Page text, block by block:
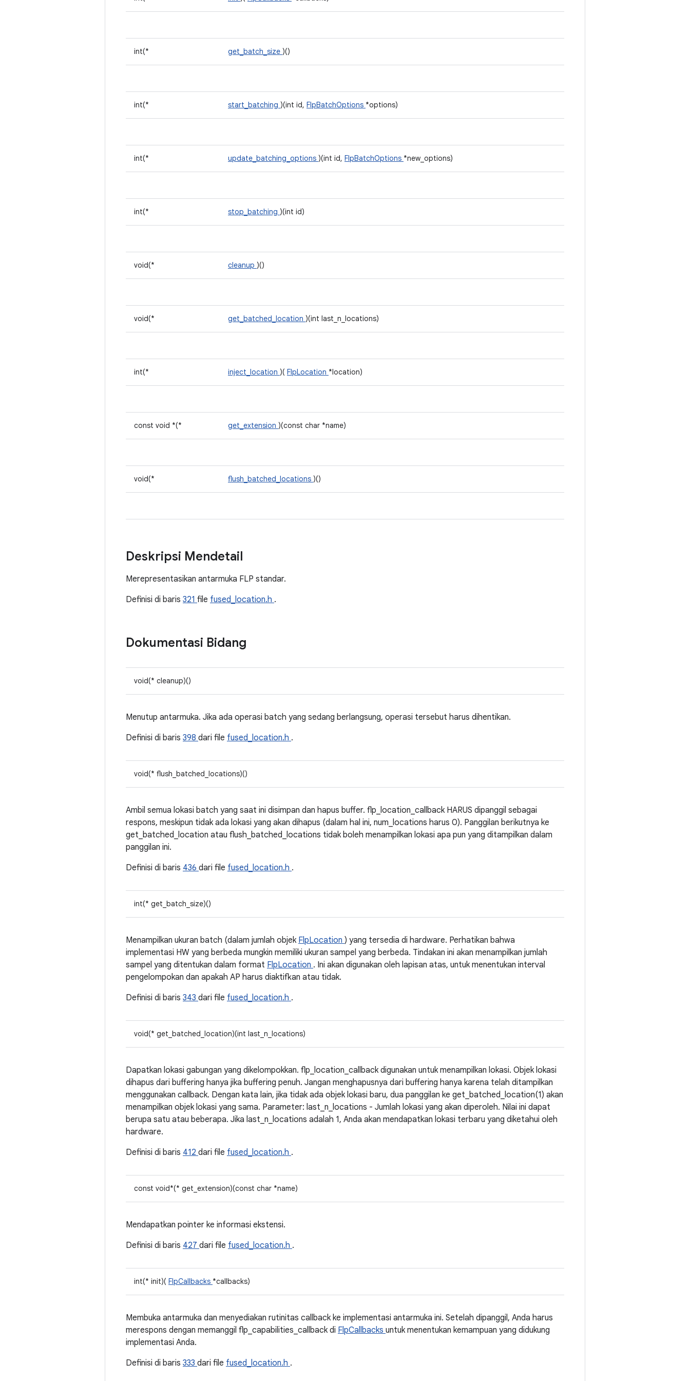
int(* get_batch_size )()
int(* start_batching )(int id, FlpBatchOptions *options)
int(* update_batching_options )(int id, FlpBatchOptions *new_options)
int(* stop_batching )(int id)
void(* cleanup )()
void(* get_batched_location )(int last_n_locations)
int(* inject_location )( FlpLocation *location)
const void *(* get_extension )(const char *name)
void(* flush_batched_locations )()
Deskripsi Mendetail
Merepresentasikan antarmuka FLP standar.
Definisi di baris 321 file fused_location.h .
Dokumentasi Bidang
void(* cleanup)()
Menutup antarmuka. Jika ada operasi batch yang sedang berlangsung, operasi tersebut harus dihentikan.
Definisi di baris 398 dari file fused_location.h .
void(* flush_batched_locations)()
Ambil semua lokasi batch yang saat ini disimpan dan hapus buffer. flp_location_callback HARUS dipanggil sebagai
respons, meskipun tidak ada lokasi yang akan dihapus (dalam hal ini, num_locations harus 0). Panggilan berikutnya ke
get_batched_location atau flush_batched_locations tidak boleh menampilkan lokasi apa pun yang ditampilkan dalam
panggilan ini.
Definisi di baris 436 dari file fused_location.h .
int(* get_batch_size)()
Menampilkan ukuran batch (dalam jumlah objek FlpLocation ) yang tersedia di hardware. Perhatikan bahwa
implementasi HW yang berbeda mungkin memiliki ukuran sampel yang berbeda. Tindakan ini akan menampilkan jumlah
sampel yang ditentukan dalam format FlpLocation . Ini akan digunakan oleh lapisan atas, untuk menentukan interval
pengelompokan dan apakah AP harus diaktifkan atau tidak.
Definisi di baris 343 dari file fused_location.h .
void(* get_batched_location)(int last_n_locations)
Dapatkan lokasi gabungan yang dikelompokkan. flp_location_callback digunakan untuk menampilkan lokasi. Objek lokasi
dihapus dari buffering hanya jika buffering penuh. Jangan menghapusnya dari buffering hanya karena telah ditampilkan
menggunakan callback. Dengan kata lain, jika tidak ada objek lokasi baru, dua panggilan ke get_batched_location(1) akan
menampilkan objek lokasi yang sama. Parameter: last_n_locations - Jumlah lokasi yang akan diperoleh. Nilai ini dapat
berupa satu atau beberapa. Jika last_n_locations adalah 1, Anda akan mendapatkan lokasi terbaru yang diketahui oleh
hardware.
Definisi di baris 412 dari file fused_location.h .
const void*(* get_extension)(const char *name)
Mendapatkan pointer ke informasi ekstensi.
Definisi di baris 427 dari file fused_location.h .
int(* init)( FlpCallbacks *callbacks)
Membuka antarmuka dan menyediakan rutinitas callback ke implementasi antarmuka ini. Setelah dipanggil, Anda harus
merespons dengan memanggil flp_capabilities_callback di FlpCallbacks untuk menentukan kemampuan yang didukung
implementasi Anda.
Definisi di baris 333 dari file fused_location.h .